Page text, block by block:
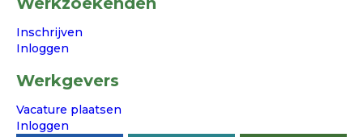
Inschrijven
Inloggen
Werkgevers
Vacature plaatsen
Inloggen